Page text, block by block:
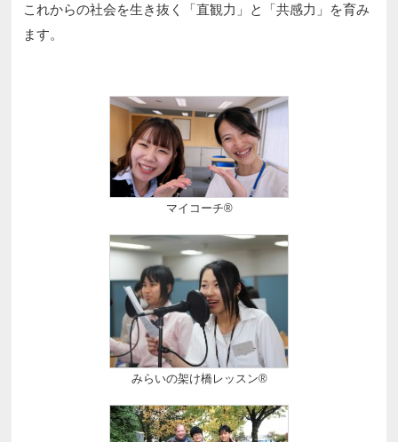
これからの社会を生き抜く「直観力」と「共感力」を育み
ます。
マイコーチ®
みらいの架け橋レッスン®